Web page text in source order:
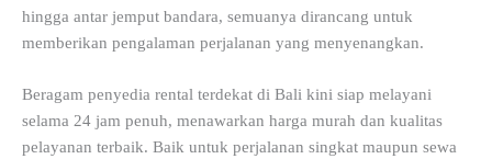
hingga antar jemput bandara, semuanya dirancang untuk
memberikan pengalaman perjalanan yang menyenangkan.
Beragam penyedia rental terdekat di Bali kini siap melayani
selama 24 jam penuh, menawarkan harga murah dan kualitas
pelayanan terbaik. Baik untuk perjalanan singkat maupun sewa